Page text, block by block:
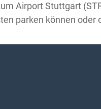
Airport Stuttgart
parken können oder